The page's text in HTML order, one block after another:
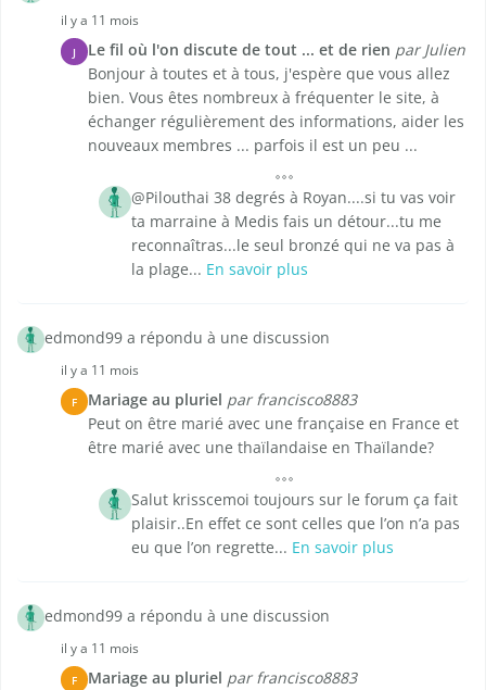
il y a 11 mois
J Le fil où l'on discute de tout ... et de rien par Julien
Bonjour à toutes et à tous, j'espère que vous allez
bien. Vous êtes nombreux à fréquenter le site, à
échanger régulièrement des informations, aider les
nouveaux membres ... parfois il est un peu ...
@Pilouthai 38 degrés à Royan....si tu vas voir
ta marraine à Medis fais un détour...tu me
reconnaîtras...le seul bronzé qui ne va pas à
la plage... En savoir plus
edmond99 a répondu à une discussion
il y a 11 mois
F Mariage au pluriel par francisco8883
Peut on être marié avec une française en France et
être marié avec une thaïlandaise en Thaïlande?
Salut krisscemoi toujours sur le forum ça fait
plaisir..En effet ce sont celles que l’on n’a pas
eu que l’on regrette... En savoir plus
edmond99 a répondu à une discussion
il y a 11 mois
F Mariage au pluriel par francisco8883